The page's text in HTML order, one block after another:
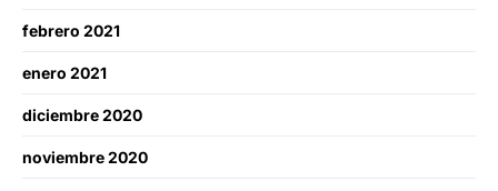
febrero 2021
enero 2021
diciembre 2020
noviembre 2020